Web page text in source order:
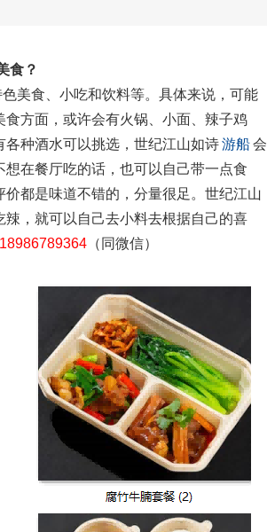
食？
色美食、小吃和饮料等。具体来说，可能
方面，或许会有火锅、小面、辣子鸡
种酒水可以挑选，世纪江山如诗游船会
在餐厅吃的话，也可以自己带一点食
都是味道不错的，分量很足。世纪江山
，就可以自己去小料去根据自己的喜
（同微信）